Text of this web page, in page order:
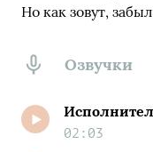
Но как зовут,
Озвучки
02:03